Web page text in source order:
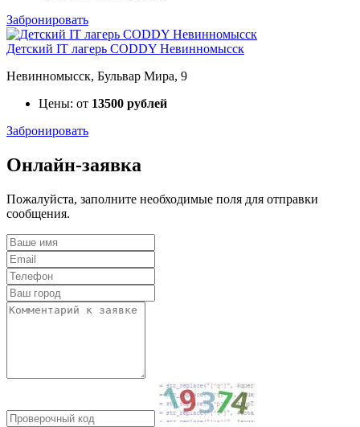
Забронировать
Детский IT лагерь CODDY Невинномысск
Невинномысск, Бульвар Мира, 9
Цены: от 13500 рублей
Забронировать
Онлайн-заявка
Пожалуйста, заполните необходимые поля для отправки
сообщения.